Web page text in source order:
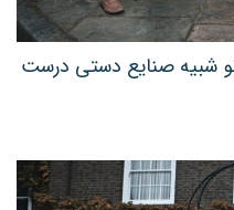
نو شبیه صنایع دستی درست